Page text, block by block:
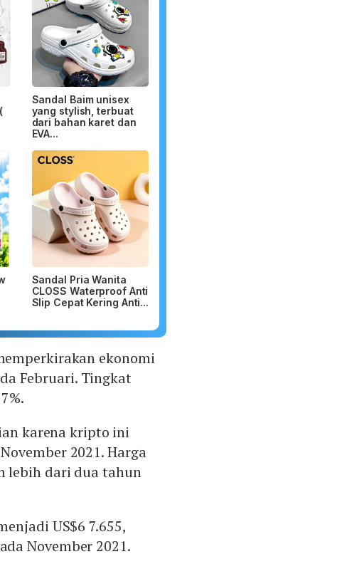
Sandal Baim unisex
yang stylish, terbuat
dari bahan karet dan
EVA...
Sandal Pria Wanita
CLOSS Waterproof Anti
Slip Cepat Kering Anti...
ekonomi
Februari. Tingkat
karena kripto ini
2021. Harga
lebih dari dua tahun
US$6 7.655,
November 2021.